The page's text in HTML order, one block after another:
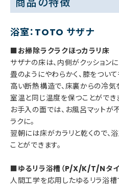
浴室：TOTO サザナ
■お掃除ラクラクほっカラリ床
サザナの床は、内側がクッションに
畳のようにやわらかく、膝をついて
高い断熱構造で、床裏からの冷気
室温と同じ温度を保つことができ
お手入の面では、お風呂マットが
ラクに。
翌朝には床がカラリと乾くので、
ことができます。
■ゆるリラ浴槽（P/X/K/T/Nタイ
人間工学を応用したゆるリラ浴槽